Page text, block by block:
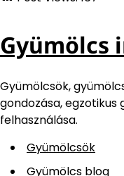
Gyümölcs
Gyümölcsök,
gondozása,
felhasználása.
Gyümölcsök
Gyümölcs blog